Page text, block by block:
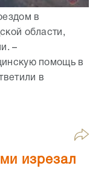
в
области,
–
помощь в
в
изрезал